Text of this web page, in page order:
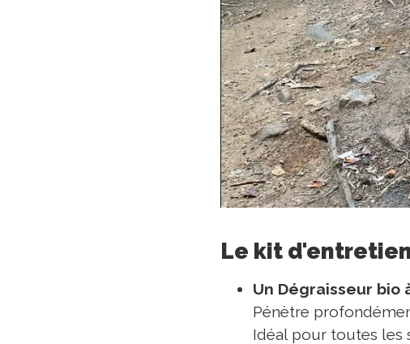
Le kit
Un Dégraisseur bio
Pénètre
Idéal pour toutes les